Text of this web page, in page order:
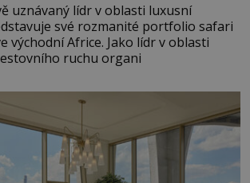
uznávaný lídr v oblasti luxusní
své rozmanité portfolio safari
východní Africe. Jako lídr v oblasti
ruchu organi